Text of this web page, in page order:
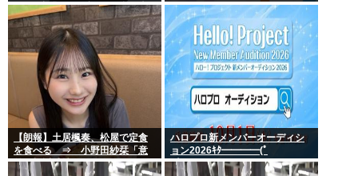
として話題にせず… どの掲示板
もSNSもトレンドなのにどうし
て
【朗報】土居楓奏、松屋で定食
を食べる ⇒ 小野田紗栞「意
外！親近感持った」
ハロプロ新メンバーオーディシ
ョン2026ｷﾀ━━━━(ﾟ
∀ﾟ)━━━━!!